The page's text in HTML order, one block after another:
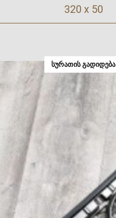
320 x 50
ᲡᲣᲠᲐᲗᲘᲡ ᲒᲐᲓᲘᲓᲔᲑᲐ